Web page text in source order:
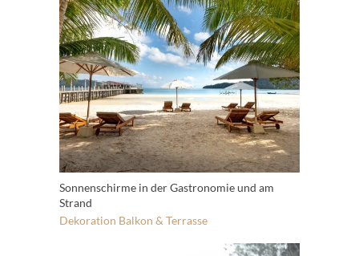
Sonnenschirme in der Gastronomie und am
Strand
Dekoration Balkon & Terrasse